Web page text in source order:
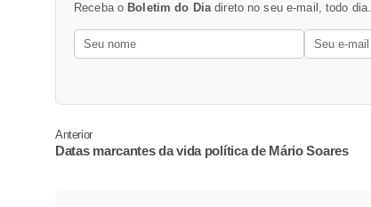
Receba o Boletim do Diadireto no seu e-mail, todo dia.
Anterior
Datas marcantes da vida política de Mário Soares